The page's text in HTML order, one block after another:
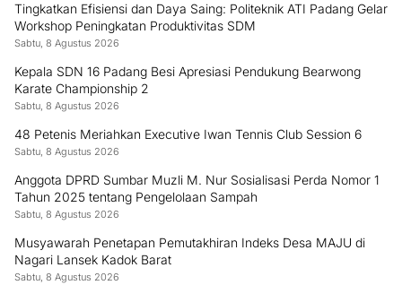
Tingkatkan Efisiensi dan Daya Saing: Politeknik ATI Padang Gelar
Workshop Peningkatan Produktivitas SDM
Sabtu, 8 Agustus 2026
Kepala SDN 16 Padang Besi Apresiasi Pendukung Bearwong
Karate Championship 2
Sabtu, 8 Agustus 2026
48 Petenis Meriahkan Executive Iwan Tennis Club Session 6
Sabtu, 8 Agustus 2026
Anggota DPRD Sumbar Muzli M. Nur Sosialisasi Perda Nomor 1
Tahun 2025 tentang Pengelolaan Sampah
Sabtu, 8 Agustus 2026
Musyawarah Penetapan Pemutakhiran Indeks Desa MAJU di
Nagari Lansek Kadok Barat
Sabtu, 8 Agustus 2026